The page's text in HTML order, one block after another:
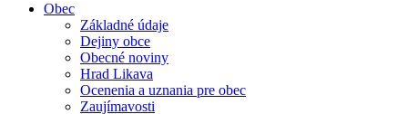
Obec
Základné údaje
Dejiny obce
Obecné noviny
Hrad Likava
Ocenenia a uznania pre obec
Zaujímavosti